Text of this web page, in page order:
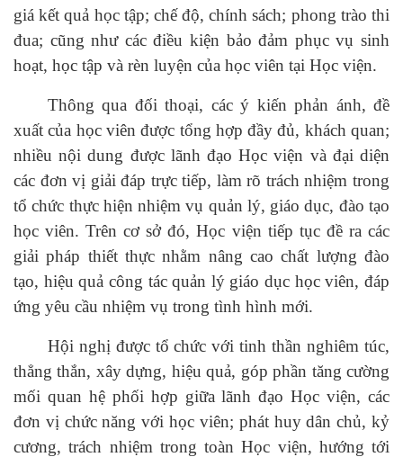
giá kết quả học tập; chế độ, chính sách; phong trào thi
đua; cũng như các điều kiện bảo đảm phục vụ sinh
hoạt, học tập và rèn luyện của học viên tại Học viện.
Thông qua đối thoại, các ý kiến phản ánh, đề
xuất của học viên được tổng hợp đầy đủ, khách quan;
nhiều nội dung được lãnh đạo Học viện và đại diện
các đơn vị giải đáp trực tiếp, làm rõ trách nhiệm trong
tổ chức thực hiện nhiệm vụ quản lý, giáo dục, đào tạo
học viên. Trên cơ sở đó, Học viện tiếp tục đề ra các
giải pháp thiết thực nhằm nâng cao chất lượng đào
tạo, hiệu quả công tác quản lý giáo dục học viên, đáp
ứng yêu cầu nhiệm vụ trong tình hình mới.
Hội nghị được tổ chức với tinh thần nghiêm túc,
thẳng thắn, xây dựng, hiệu quả, góp phần tăng cường
mối quan hệ phối hợp giữa lãnh đạo Học viện, các
đơn vị chức năng với học viên; phát huy dân chủ, kỷ
cương, trách nhiệm trong toàn Học viện, hướng tới